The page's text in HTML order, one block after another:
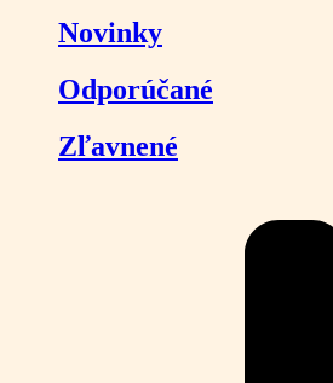
Novinky
Odporúčané
Zľavnené